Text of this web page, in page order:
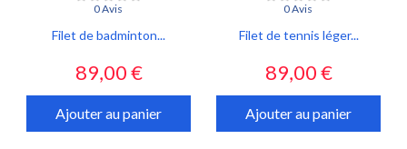
0 Avis
Filet de badminton...
Prix
89,00 €
Ajouter au panier
0 Avis
Filet de tennis léger...
Prix
89,00 €
Ajouter au panier